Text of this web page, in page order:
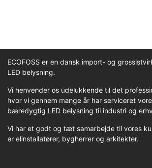
ECOFOSS er en dansk import- og
LED belysning.
Vi henvender os udelukkende til det
hvor vi gennem mange år har serviceret
bæredygtig LED belysning til industri og
Vi har et godt og tæt samarbejde til vores
er elinstallatører, bygherrer og arkitekter.